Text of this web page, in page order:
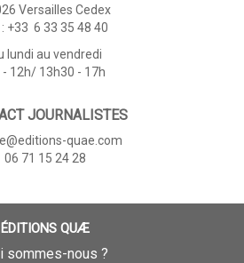
Versailles Cedex
: +33 6 33 35 48 40
lundi au vendredi
- 12h/ 13h30 - 17h
JOURNALISTES
quae.com
06 71 15 24 28
ÉDITIONS QUÆ
sommes-nous ?